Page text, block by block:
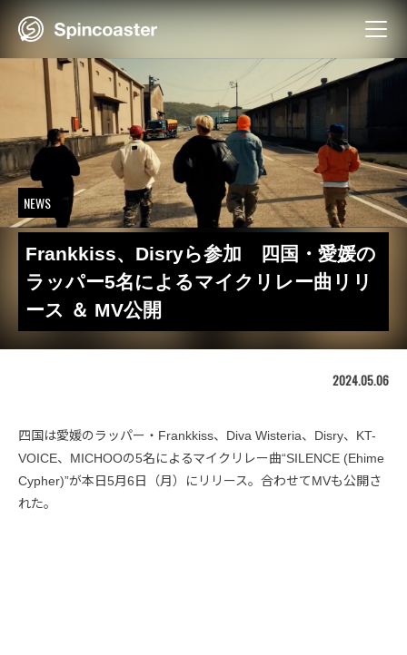
NEWS
Frankkiss、Disryら参加 四国・愛媛の
ラッパー5名によるマイクリレー曲リリ
ース ＆ MV公開
2024.05.06
四国は愛媛のラッパー・Frankkiss、Diva Wisteria、Disry、KT-
VOICE、MICHOOの5名によるマイクリレー曲“SILENCE (Ehime
Cypher)”が本日5月6日（月）にリリース。合わせてMVも公開さ
れた。